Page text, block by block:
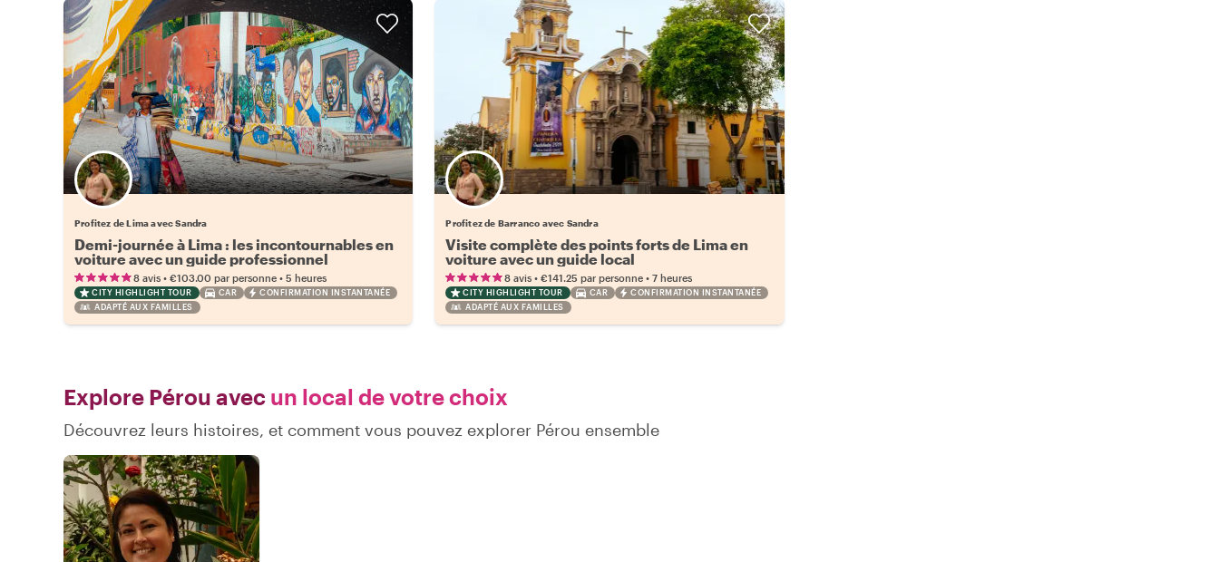
Profitez de Lima avec Sandra
Demi-journée à Lima : les incontournables en
voiture avec un guide professionnel
8 avis • €103.00 par personne • 5 heures
CITY HIGHLIGHT TOUR CAR
CONFIRMATION INSTANTANÉE
ADAPTÉ AUX FAMILLES
Profitez de Barranco avec Sandra
Visite complète des points forts de Lima en
voiture avec un guide local
8 avis •€141.25 par personne •7 heures
CITY HIGHLIGHT TOUR CAR
CONFIRMATION INSTANTANÉE
ADAPTÉ AUX FAMILLES
Explore Pérou avec un local de votre choix
Découvrez leurs histoires, et comment vous pouvez explorer Pérou ensemble